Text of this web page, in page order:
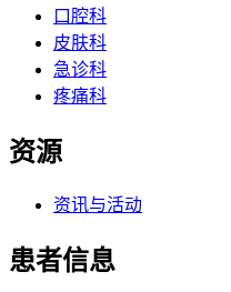
口腔科
皮肤科
急诊科
疼痛科
资源
资讯与活动
患者信息